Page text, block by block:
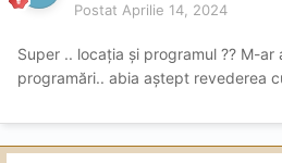
Postat Aprilie 14, 2024
Super .. locația și programul ?? M-ar
programări.. abia aștept revederea